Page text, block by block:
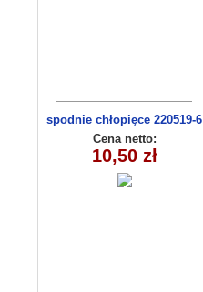
spodnie chłopięce 220519-6
(1- 4) 4 szt
Cena netto:
10,50 zł